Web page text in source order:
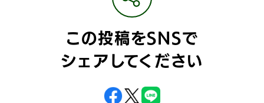
この投稿をSNSで
シェアしてください